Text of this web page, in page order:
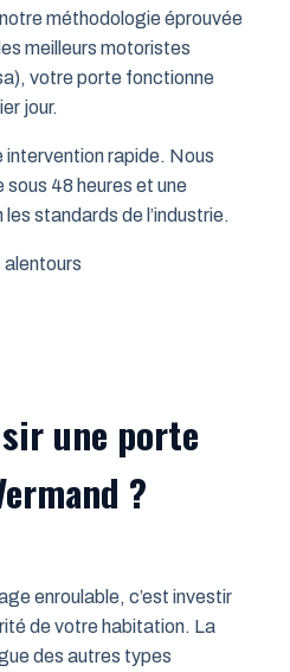
méthodologie éprouvée
meilleurs motoristes
votre porte fonctionne
jour.
intervention rapide. Nous
48 heures et une
standards de l’industrie.
alentours
une porte
?
enroulable, c’est investir
de votre habitation. La
des autres types